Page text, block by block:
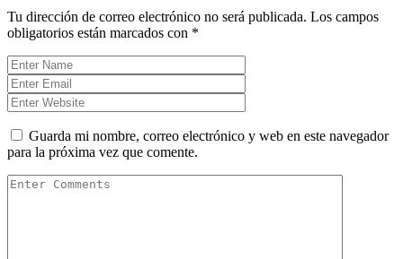
Tu dirección de correo electrónico no será publicada. Los campos
obligatorios están marcados con *
Guarda mi nombre, correo electrónico y web en este navegador
para la próxima vez que comente.